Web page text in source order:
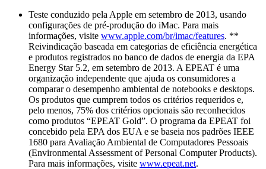
Teste conduzido pela Apple em setembro de 2013, usando
configurações de pré-produção do iMac. Para mais
informações, visite www.apple.com/br/imac/features. **
Reivindicação baseada em categorias de eficiência energética
e produtos registrados no banco de dados de energia da EPA
Energy Star 5.2, em setembro de 2013. A EPEAT é uma
organização independente que ajuda os consumidores a
comparar o desempenho ambiental de notebooks e desktops.
Os produtos que cumprem todos os critérios requeridos e,
pelo menos, 75% dos critérios opcionais são reconhecidos
como produtos “EPEAT Gold”. O programa da EPEAT foi
concebido pela EPA dos EUA e se baseia nos padrões IEEE
1680 para Avaliação Ambiental de Computadores Pessoais
(Environmental Assessment of Personal Computer Products).
Para mais informações, visite www.epeat.net.